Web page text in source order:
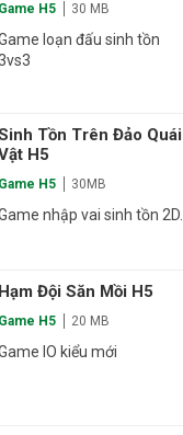
Game H5 30 MB
loạn đấu sinh tồn
Tồn Trên Đảo Quái
H5
Game H5 30MB
nhập vai sinh tồn 2D.
Hạm Đội Săn Mồi H5
Game H5 20 MB
IO kiểu mới